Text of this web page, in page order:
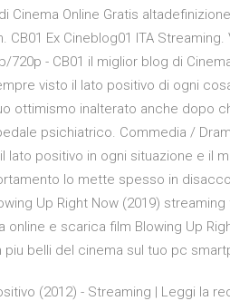
Cinema Online Gratis
CB01 Ex Cineblog01 ITA
720p - CB01 il miglior blog di
visto il lato positivo di ogni
ottimismo inalterato anche dopo
psichiatrico. Commedia /
lato positivo in ogni situazione e il
lo mette spesso in
Up Right Now (2019)
online e scarica film Blowing Up
piu belli del cinema sul tuo pc
(2012) - Streaming | Leggi la